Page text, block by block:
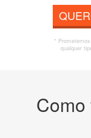
*
qualquer